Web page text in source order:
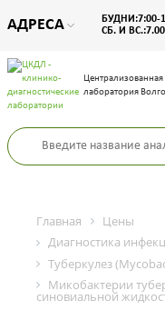
АДРЕСА
БУДНИ:7:00-
СБ. И
лаборатория
Главная
Цены
Диагностика
Туберкулез
Микобактерии
синовиальной